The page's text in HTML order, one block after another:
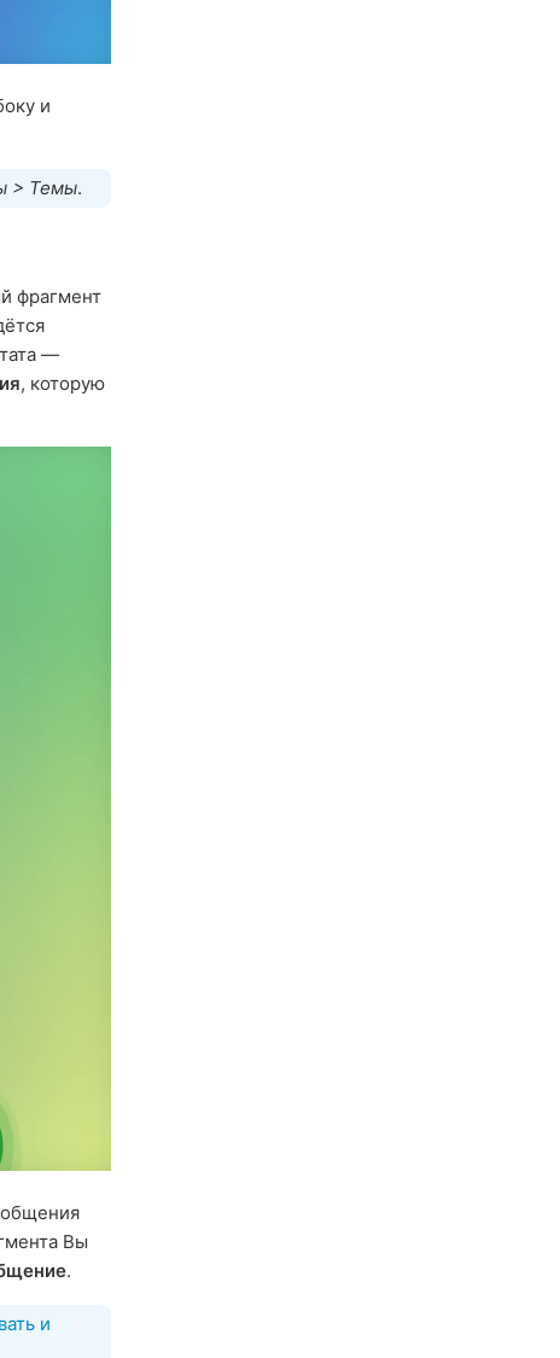
и
> Темы.
фрагмент
—
, которую
Вы
.
и